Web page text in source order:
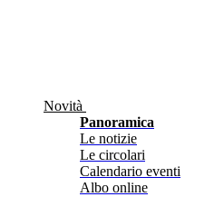
Novità
Panoramica
Le notizie
Le circolari
Calendario eventi
Albo online